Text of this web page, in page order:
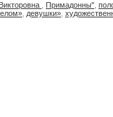
Викторовна Примадонны"
девушки»